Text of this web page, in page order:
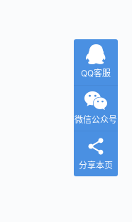
QQ客服
微信公众号
分享本页